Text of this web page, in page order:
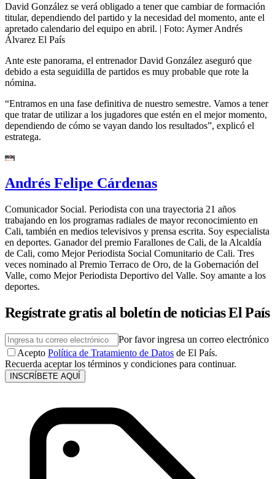
David González se verá obligado a tener que cambiar de formación
titular, dependiendo del partido y la necesidad del momento, ante el
apretado calendario del equipo en abril. | Foto: Aymer Andrés
Álvarez El País
Ante este panorama, el entrenador David González aseguró que
debido a esta seguidilla de partidos es muy probable que rote la
nómina.
“Entramos en una fase definitiva de nuestro semestre. Vamos a tener
que tratar de utilizar a los jugadores que estén en el mejor momento,
dependiendo de cómo se vayan dando los resultados”, explicó el
estratega.
Andrés Felipe Cárdenas
Comunicador Social. Periodista con una trayectoria 21 años
trabajando en los programas radiales de mayor reconocimiento en
Cali, también en medios televisivos y prensa escrita. Soy especialista
en deportes. Ganador del premio Farallones de Cali, de la Alcaldía
de Cali, como Mejor Periodista Social Comunitario de Cali. Tres
veces nominado al Premio Terraco de Oro, de la Gobernación del
Valle, como Mejor Periodista Deportivo del Valle. Soy amante a los
deportes.
Regístrate gratis al boletín de noticias El País
Por favor ingresa un correo electrónico
Acepto Política de Tratamiento de Datos de El País.
Recuerda aceptar los términos y condiciones para continuar.
INSCRÍBETE AQUÍ